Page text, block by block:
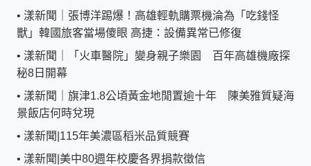
• 漾新聞｜張博洋踢爆！高雄輕軌購票機淪為「吃錢怪
獸」韓國旅客當場傻眼 高捷：設備異常已修復
• 漾新聞｜「火車醫院」變身親子樂園 百年高雄機廠探
秘8日開幕
• 漾新聞｜旗津1.8公頃黃金地閒置逾十年 陳美雅質疑海
景飯店何時兌現
• 漾新聞|115年美濃區稻米品質競賽
• 漾新聞|美中80週年校慶各界捐款徵信